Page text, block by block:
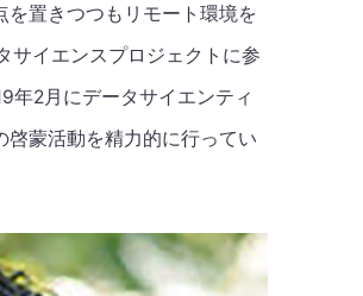
置きつつもリモート環境を
サイエンスプロジェクトに参
年2月にデータサイエンティ
蒙活動を精力的に行ってい